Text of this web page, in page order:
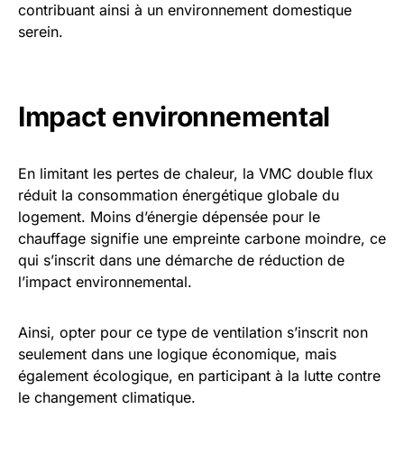
contribuant ainsi à un environnement domestique
serein.
Impact environnemental
En limitant les pertes de chaleur, la VMC double flux
réduit la consommation énergétique globale du
logement. Moins d’énergie dépensée pour le
chauffage signifie une empreinte carbone moindre, ce
qui s’inscrit dans une démarche de réduction de
l’impact environnemental.
Ainsi, opter pour ce type de ventilation s’inscrit non
seulement dans une logique économique, mais
également écologique, en participant à la lutte contre
le changement climatique.